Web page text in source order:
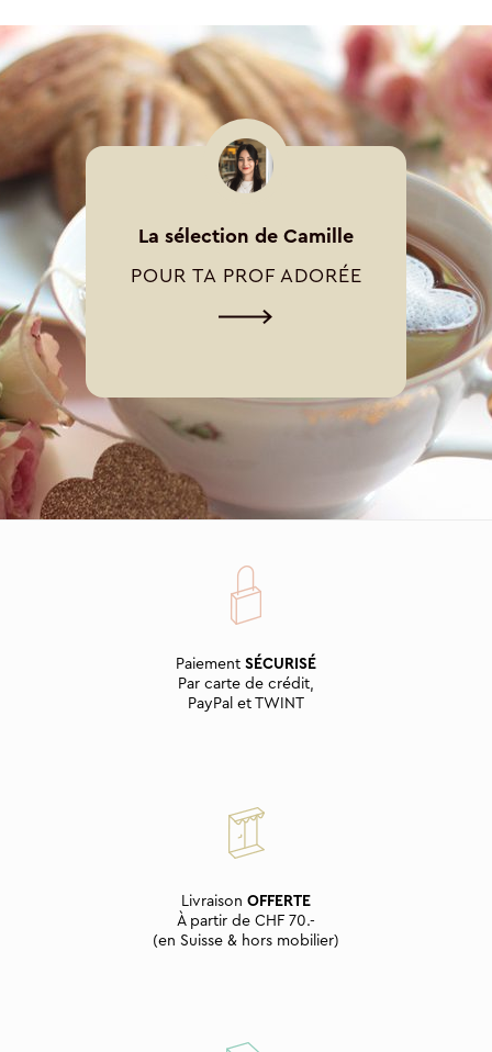
La sélection de Camille
POUR TA PROF ADORÉE
Paiement SÉCURISÉ
Par carte de crédit,
PayPal et TWINT
Livraison OFFERTE
À partir de CHF 70.-
(en Suisse & hors mobilier)